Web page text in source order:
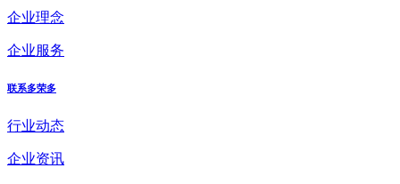
企业理念
企业服务
联系多荣多
行业动态
企业资讯